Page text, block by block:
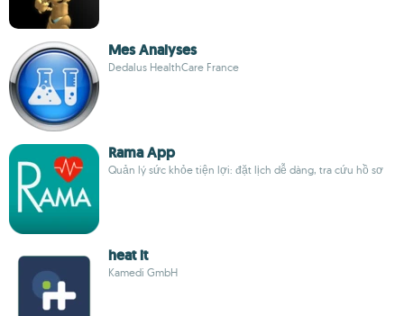
Mes Analyses
Dedalus HealthCare France
Rama App
Quản lý sức khỏe tiện lợi: đặt lịch dễ dàng, tra cứu hồ sơ
heat it
Kamedi GmbH